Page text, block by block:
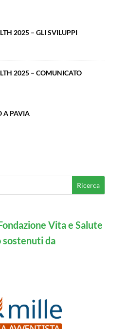
2025 – GLI SVILUPPI
2025 – COMUNICATO
A PAVIA
Vita e Salute
sostenuti da